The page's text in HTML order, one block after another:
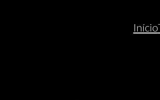
Início